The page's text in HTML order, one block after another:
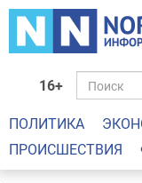
16+
ПОЛИТИКА
ПРОИСШЕСТВИЯ